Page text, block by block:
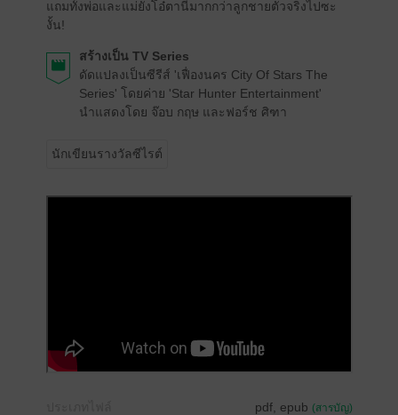
แถมทั้งพ่อและแม่ยังโอ๋ตานี่มากกว่าลูกชายตัวจริงไปซะ
งั้น!
สร้างเป็น TV Series
ดัดแปลงเป็นซีรีส์ 'เฟื่องนคร City Of Stars The
Series' โดยค่าย 'Star Hunter Entertainment'
นำแสดงโดย จ๊อบ กฤษ และฟอร์ช ศิฑา
นักเขียนรางวัลซีไรต์
pdf, epub (สารบัญ)